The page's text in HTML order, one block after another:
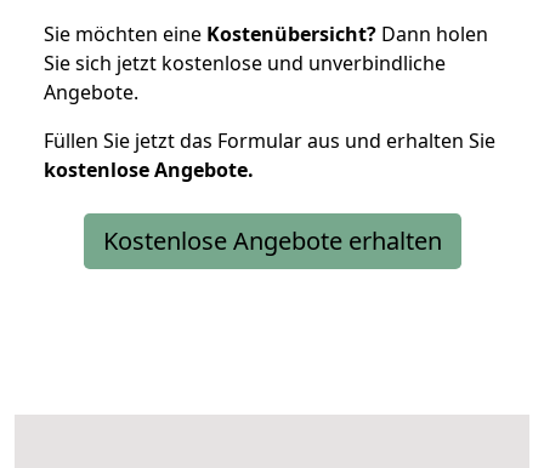
Sie möchten eine Kostenübersicht? Dann holen
Sie sich jetzt kostenlose und unverbindliche
Angebote.
Füllen Sie jetzt das Formular aus und erhalten Sie
kostenloseAngebote.
Kostenlose Angebote erhalten